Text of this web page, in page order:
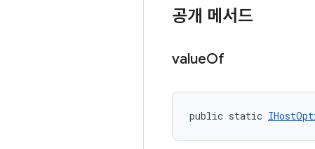
공개 메서드
valueOf
public static